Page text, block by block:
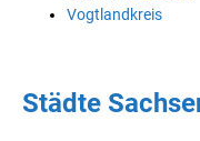
Vogtlandkreis
Städte